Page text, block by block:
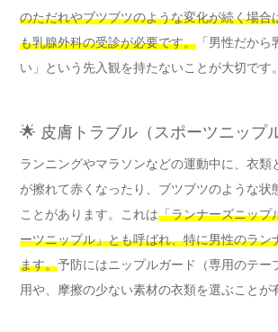
のただれやブツブツのような変化が続く場合
も乳腺外科の受診が必要です。 「男性だか
い」という先入観を持たないことが大切です。
🌟 皮膚トラブル（スポーツニップ
ランニングやマラソンなどの運動中に、衣類
が擦れて赤くなったり、ブツブツのような状
ことがあります。これは「ランナーズニップ
ーツニップル」とも呼ばれ、特に男性のラン
ます。予防にはニップルガード（専用のテー
用や、摩擦の少ない素材の衣類を選ぶことが